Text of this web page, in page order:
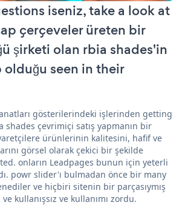
iseniz, take a look at
çerçeveler üreten bir
şirketi olan rbia shades'in
olduğu seen in their
gösterilerindeki işlerinden getting
shades çevrimiçi satış yapmanın bir
ürünlerinin kalitesini, hafif ve
görsel olarak çekici bir şekilde
onların Leadpages bunun için yeterli
powr slider'ı bulmadan önce bir many
ve hiçbiri sitenin bir parçasıymış
kullanışsız ve kullanımı zordu.